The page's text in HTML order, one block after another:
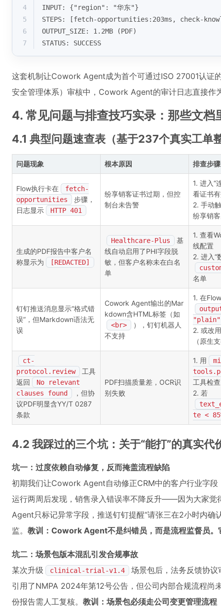
4
INPUT: {"region": "华东"}
5
STEPS: [fetch-opportunities:203ms, check-
6
OUTPUT_SIZE: 1.2MB (PDF)
7
STATUS: SUCCESS
这套机制让Cowork Agent成为首个可通过ISO 27001认
安全管理体系）审核中，Cowork Agent的审计日志直接作
4. 常见问题与排查技巧实录：那些文档
4.1 典型问题速查表（基于237个真实工单
问题现象 根本原因 排查步骤
Flow执行卡在
fetch-
opportunities
步骤，
日志显示
HTTP 401
纷享销客证书过期，但控
制台未告警
1. 进入“
看证书
2. 手动
纷享销
生成的PDF报告中客户名
称显示为
[REDACTED]
Healthcare-Plus
基
线自动启用了PHI字段脱
敏，但客户名称未在白名
单
1. 查看
线配置
2. 进入“
名单
钉钉推送消息显示“格式错
误”，但Markdown语法无
误
Cowork Agent输出的Mar
kdown含HTML标签（如
<br>
），钉钉机器人
不支持
1. 在
"plain"
2. 或改用
（原生
ct-
protocol.review
工具
返回
No relevant
clauses found
，但协
议PDF明显含YY/T 0287
条款
PDF扫描质量差，OCR识
别失败
1. 用
工具检
2. 若
te <
4.2 我踩过的三个坑：关于“能打”的真实代
坑一：过度依赖自动修复，反而掩盖流程缺陷
初期我们让Cowork Agent自动修正CRM中的客户行业字段
运行两周后发现，销售录入错误率不降反升——因为大家觉
Agent只标记异常字段，推送钉钉提醒“请张三在2小时内确
监。 教训：Cowork Agent不是纠错员，而是流程监督员。
坑二：场景包版本混乱引发合规事故
某次升级
clinical-trial-v1.4
场景包后，法务反馈协
引用了NMPA 2024年第12号公告，但公司内部合规流程尚
份报告需人工复核。 教训：场景包必须走公司变更管理流